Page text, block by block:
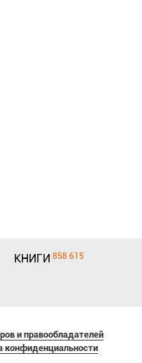
КНИГИ 858 615
и правообладателей
конфиденциальности